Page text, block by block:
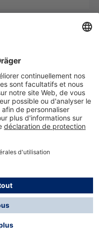
ne sont pas inclus
contraire. Des frais